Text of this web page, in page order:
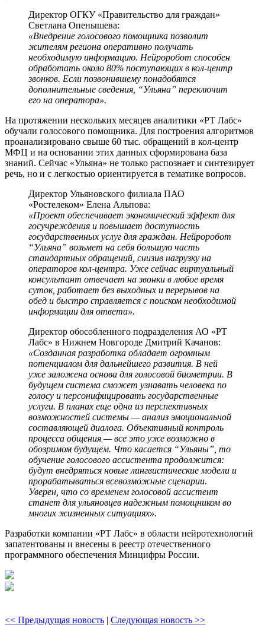
Директор ОГКУ «Правительство для граждан»
Светлана Опенышева:
«Внедрение голосового помощника позволит
жителям региона оперативно получать
необходимую информацию. Нейроробот способен
обработать около 80% поступающих в кол-центр
звонков. Если позвонившему понадобятся
дополнительные сведения, “Ульяна” переключит
его на оператора».
На протяжении нескольких месяцев аналитики «РТ Лабс»
обучали голосового помощника. Для построения алгоритмов
проанализировано свыше 60 тыс. обращений в кол-центр
МФЦ и на основании этих данных сформирована база
знаний. Сейчас «Ульяна» не только распознает и синтезирует
речь, но и с легкостью ориентируется в тематике вопросов.
Директор Ульяновского филиала ПАО
«Ростелеком» Елена Альпова:
«Проект обеспечивает экономический эффект для
госучреждения и повышает доступность
государственных услуг для граждан. Нейроробот
“Ульяна” возьмет на себя большую часть
стандартных обращений, снизив нагрузку на
операторов кол-центра. Уже сейчас виртуальный
консультант отвечает на звонки в любое время
суток, работает без выходных и перерывов на
обед и быстро справляется с поиском необходимой
информации для ответа».
Директор обособленного подразделения АО «РТ
Лабс» в Нижнем Новгороде Дмитрий Качанов:
«Созданная разработка обладает огромным
потенциалом для дальнейшего развития. В ней
уже заложена основа для голосовой биометрии. В
будущем система сможет узнавать человека по
голосу и персонифицировать государственные
услуги. В планах еще одна из перспективных
возможностей системы — анализ эмоциональной
составляющей диалога. Объективный контроль
процесса общения — все это уже возможно в
обозримом будущем. Что касается “Ульяны”, то
обучение голосового ассистента продолжится:
будут внедряться новые лингвистические модели и
прорабатываться всевозможные сценарии.
Уверен, что со временем голосовой ассистент
станет для ульяновцев надежным помощником во
многих жизненных ситуациях».
Разработки компании «РТ Лабс» в области нейротехнологий
запатентованы и внесены в реестр отечественного
программного обеспечения Минцифры России.
<< Предыдущая новость | Следующая новость >>